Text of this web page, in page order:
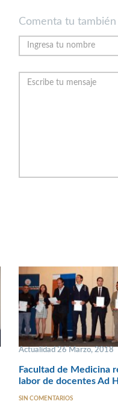
Comenta tu también
Actualidad 26 Marzo, 2018
Facultad de Medicina
labor de docentes Ad
SIN COMENTARIOS